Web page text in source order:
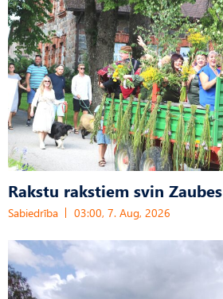
Rakstu rakstiem svin
Sabiedrība 03:00, 7. Aug, 2026